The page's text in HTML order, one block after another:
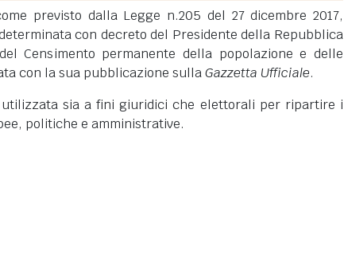
previsto dalla Legge n.205 del 27 dicembre 2017,
con decreto del Presidente della Repubblica
Censimento permanente della popolazione e delle
con la sua pubblicazione sullaGazzetta Ufficiale.
sia a fini giuridici che elettorali per ripartire i
politiche e amministrative.